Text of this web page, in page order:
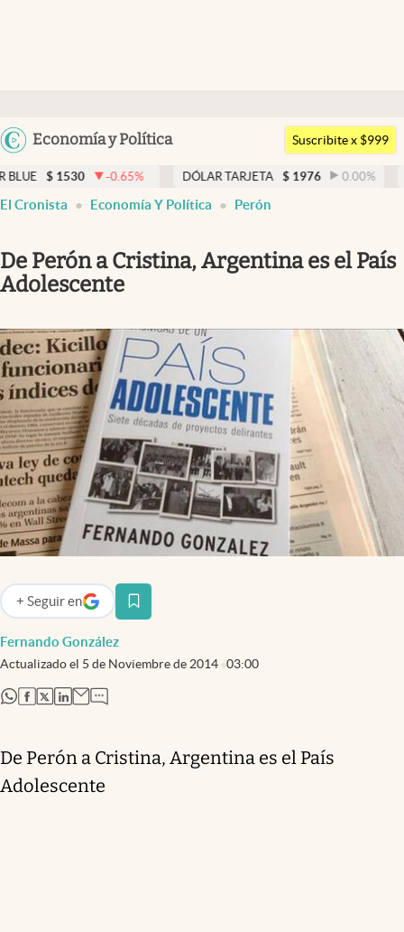
Argentina
Uruguay
Economía y Política
Members
Economía y Política
Finanzas y Mercados
Negocios
Otras secciones
Apertura
Infotechnology
Clase
Clima
Mundial 2026
Eventos Corporativos
El Cronista Studio
Mediakit
Argentina
Suscribite x $999
-0.65 % DÓLAR TARJETA $ 1976 0.00% DÓLAR MEP
El Cronista Economía Y Política Perón
De Perón a Cristina, Argentina es el País
Adolescente
Fernando González
Actualizado el 5 de Noviembre de 2014 03:00
+ Seguir en
abre en nueva pestaña
abre en nueva pestaña
abre en nueva pestaña
abre en nueva pestaña
abre en nueva pestaña
De Perón a Cristina, Argentina es el País
Adolescente